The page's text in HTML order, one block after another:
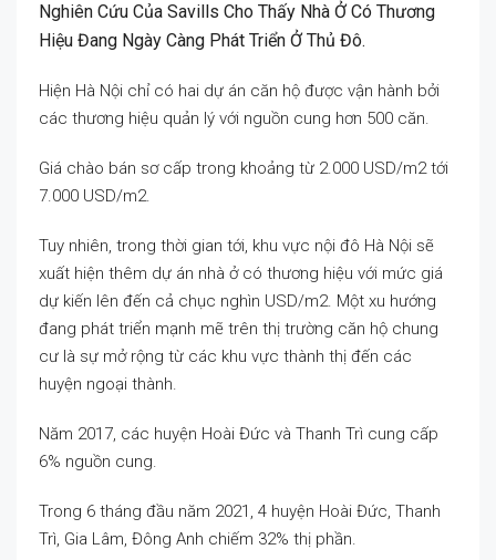
Nghiên Cứu Của Savills Cho Thấy Nhà Ở Có Thương
Hiệu Đang Ngày Càng Phát Triển Ở Thủ Đô.
Hiện Hà Nội chỉ có hai dự án căn hộ được vận hành bởi
các thương hiệu quản lý với nguồn cung hơn 500 căn.
Giá chào bán sơ cấp trong khoảng từ 2.000 USD/m2 tới
7.000 USD/m2.
Tuy nhiên, trong thời gian tới, khu vực nội đô Hà Nội sẽ
xuất hiện thêm dự án nhà ở có thương hiệu với mức giá
dự kiến lên đến cả chục nghìn USD/m2. Một xu hướng
đang phát triển mạnh mẽ trên thị trường căn hộ chung
cư là sự mở rộng từ các khu vực thành thị đến các
huyện ngoại thành.
Năm 2017, các huyện Hoài Đức và Thanh Trì cung cấp
6% nguồn cung.
Trong 6 tháng đầu năm 2021, 4 huyện Hoài Đức, Thanh
Trì, Gia Lâm, Đông Anh chiếm 32% thị phần.